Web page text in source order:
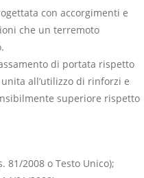
con accorgimenti e
che un terremoto
di portata rispetto
all’utilizzo di rinforzi e
superiore rispetto
2008 o Testo Unico);